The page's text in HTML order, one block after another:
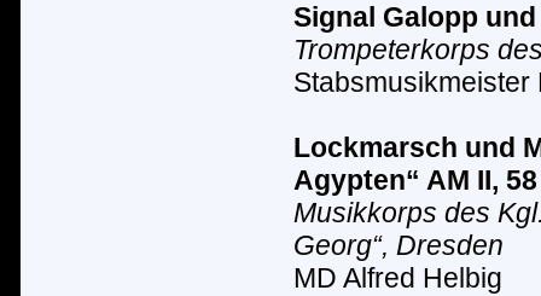
Signal Galopp
Trompeterkorps
Stabsmusikmeister
Lockmarsch und
Agypten“ AM II,
Musikkorps des
Georg“, Dresden
MD Alfred Helbig